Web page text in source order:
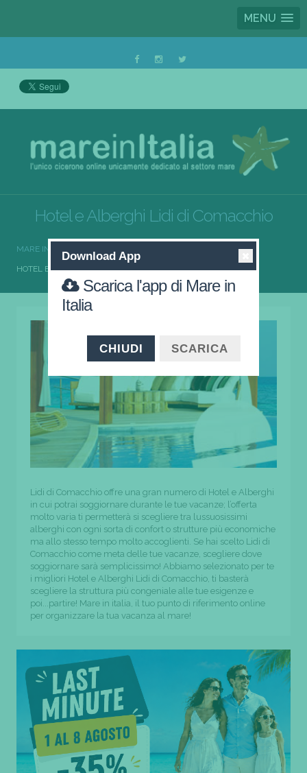
MENU
Hotel e Alberghi Lidi di Comacchio
MARE IN ITALIA
HOTEL E ALBERGHI LIDI DI COMACCHIO
Lidi di Comacchio offre una gran numero di Hotel e Alberghi
in cui potrai soggiornare durante le tue vacanze; l’offerta
molto varia ti permetterà si scegliere tra lussuosissimi
alberghi con ogni sorta di confort o strutture più economiche
ma allo stesso tempo molto accoglienti. Se hai scelto Lidi di
Comacchio come meta delle tue vacanze, scegliere dove
soggiornare sarà semplicissimo! Abbiamo selezionato per te
i migliori Hotel e Alberghi Lidi di Comacchio, ti basterà
scegliere la struttura più congeniale alle tue esigenze e
poi...partire! Mare in italia, il tuo punto di riferimento online
per organizzare la tua vacanza al mare!
Download App
Scarica l'app di Mare in
Italia
CHIUDI SCARICA